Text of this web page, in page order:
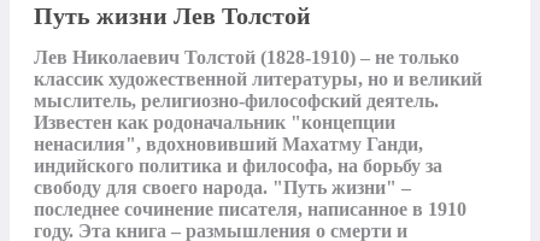
Путь жизни Лев Толстой
Лев Николаевич Толстой (1828-1910) – не только
классик художественной литературы, но и великий
мыслитель, религиозно-философский деятель.
Известен как родоначальник "концепции
ненасилия", вдохновивший Махатму Ганди,
индийского политика и философа, на борьбу за
свободу для своего народа. "Путь жизни" –
последнее сочинение писателя, написанное в 1910
году. Эта книга – размышления о смерти и